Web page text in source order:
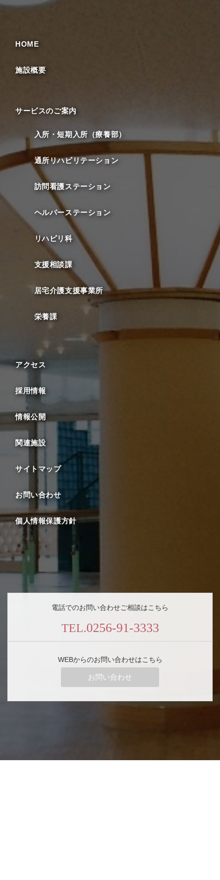
HOME
施設概要
サービスのご案内
入所・短期入所（療養部）
通所リハビリテーション
訪問看護ステーション
ヘルパーステーション
リハビリ科
支援相談課
居宅介護支援事業所
栄養課
アクセス
採用情報
情報公開
関連施設
サイトマップ
お問い合わせ
個人情報保護方針
電話でのお問い合わせご相談はこちら
TEL.0256-91-3333
WEBからのお問い合わせはこちら
お問い合わせ